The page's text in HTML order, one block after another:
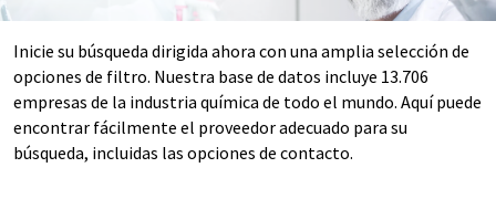
Inicie su búsqueda dirigida ahora con una amplia selección de
opciones de filtro. Nuestra base de datos incluye 13.706
empresas de la industria química de todo el mundo. Aquí puede
encontrar fácilmente el proveedor adecuado para su
búsqueda, incluidas las opciones de contacto.